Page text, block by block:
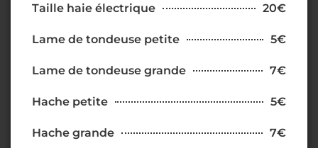
Taille haie électrique 20€
Lame de tondeuse petite 5€
Lame de tondeuse grande 7€
Hache petite 5€
Hache grande 7€